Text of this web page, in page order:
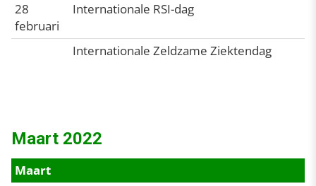
28
februari
Internationale RSI-dag
Internationale Zeldzame Ziektendag
Maart 2022
Maart